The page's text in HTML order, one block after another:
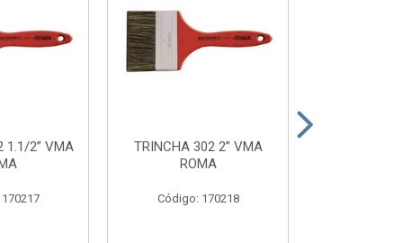
1.1/2” VMA
TRINCHA 302 2” VMA
ROMA
Código: 170218